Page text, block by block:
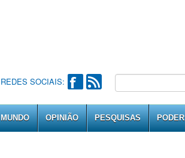
REDES SOCIAIS:
MUNDO OPINIÃO PESQUISAS PODER